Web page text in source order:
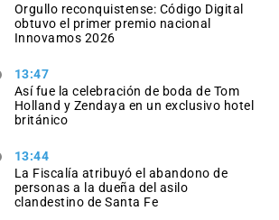
Orgullo reconquistense: Código Digital
obtuvo el primer premio nacional
Innovamos 2026
13:47
Así fue la celebración de boda de Tom
Holland y Zendaya en un exclusivo hotel
británico
13:44
La Fiscalía atribuyó el abandono de
personas a la dueña del asilo
clandestino de Santa Fe